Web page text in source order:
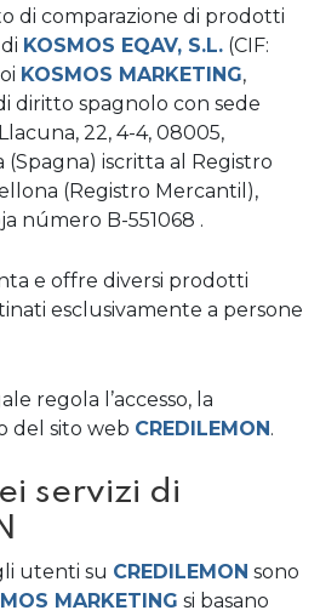
di comparazione di prodotti
KOSMOS EQAV, S.L. (CIF:
KOSMOS MARKETING,
diritto spagnolo con sede
22, 4-4, 08005,
iscritta al Registro
(Registro Mercantil),
número B-551068 .
e offre diversi prodotti
esclusivamente a persone
regola l’accesso, la
del sito web CREDILEMON.
servizi di
utenti su CREDILEMON sono
MARKETING si basano